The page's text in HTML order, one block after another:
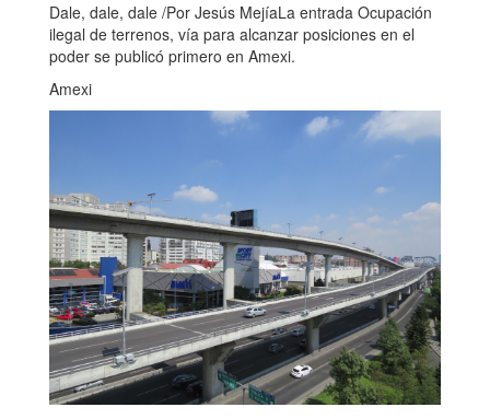
Dale, dale, dale /Por Jesús MejíaLa entrada Ocupación
ilegal de terrenos, vía para alcanzar posiciones en el
poder se publicó primero en Amexi.
Amexi